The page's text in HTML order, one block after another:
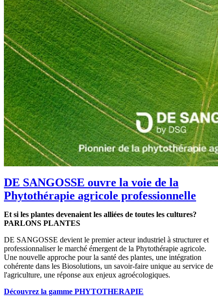
DE SANGOSSE ouvre la voie de la
Phytothérapie agricole professionnelle
Et si les plantes devenaient les alliées de toutes les cultures?
PARLONS PLANTES
DE SANGOSSE devient le premier acteur industriel à structurer et
professionnaliser le marché émergent de la Phytothérapie agricole.
Une nouvelle approche pour la santé des plantes, une intégration
cohérente dans les Biosolutions, un savoir-faire unique au service de
l'agriculture, une réponse aux enjeux agroécologiques.
Découvrez la gamme PHYTOTHERAPIE